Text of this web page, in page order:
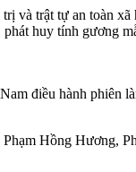
và trật tự an toàn xã
huy tính gương
điều hành phiên
Hồng Hương,